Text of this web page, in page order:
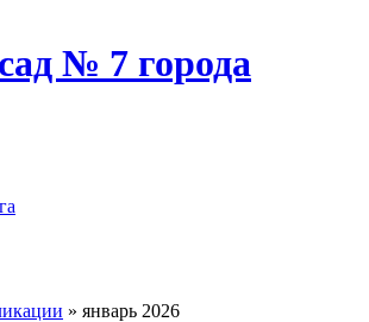
№ 7 города
» январь 2026